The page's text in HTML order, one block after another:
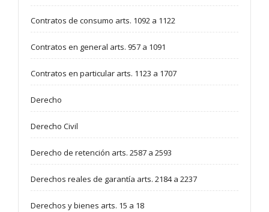
Contratos de consumo arts. 1092 a 1122
Contratos en general arts. 957 a 1091
Contratos en particular arts. 1123 a 1707
Derecho
Derecho Civil
Derecho de retención arts. 2587 a 2593
Derechos reales de garantía arts. 2184 a 2237
Derechos y bienes arts. 15 a 18